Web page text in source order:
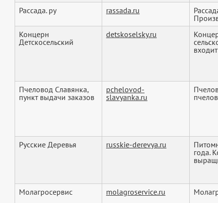
Рассада. ру
rassada.ru
Концерн
Детскосельский
detskoselsky.ru
Пчеловод Славянка,
пункт выдачи заказов
pchelovod-
slavyanka.ru
Русские Деревья russkie-derevya.ru
года.
Молагросервис molagroservice.ru